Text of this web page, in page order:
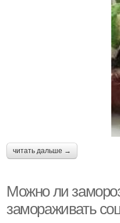
читать дальше →
Можно ли
замораживать